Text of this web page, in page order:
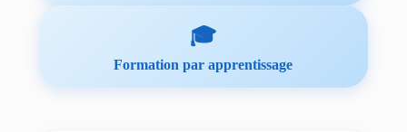
🎓
Formation par apprentissage